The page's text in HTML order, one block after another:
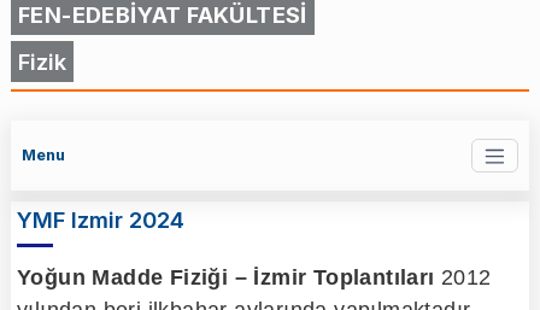
FEN-EDEBİYAT FAKÜLTESİ
Fizik
Menu
YMF Izmir 2024
Yoğun Madde Fiziği – İzmir Toplantıları 2012